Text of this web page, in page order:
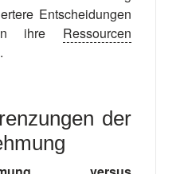
Entscheidungen
ihre Ressourcen
der